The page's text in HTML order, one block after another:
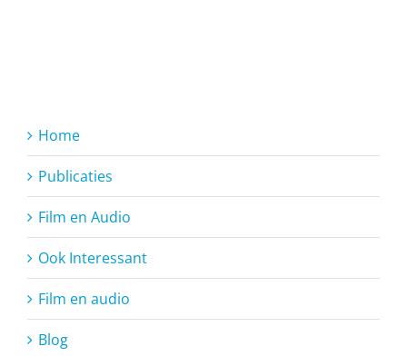
Home
Publicaties
Film en Audio
Ook Interessant
Film en audio
Blog